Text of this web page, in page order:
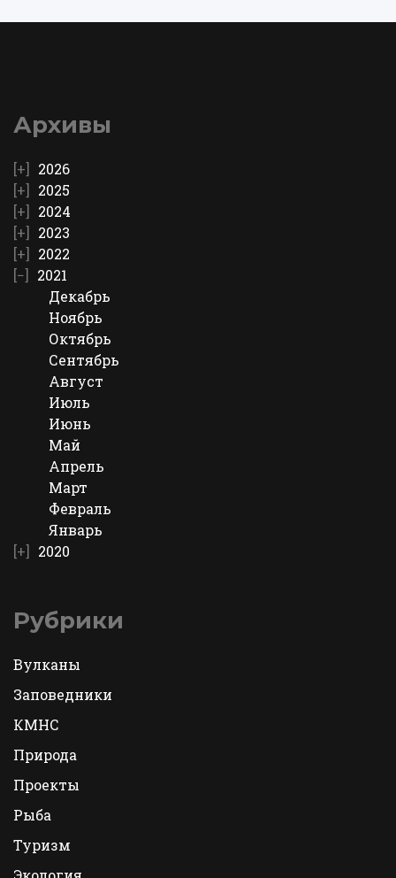
Архивы
2026
2025
2024
2023
2022
2021
Декабрь
Ноябрь
Октябрь
Сентябрь
Август
Июль
Июнь
Май
Апрель
Март
Февраль
Январь
2020
Рубрики
Вулканы
Заповедники
КМНС
Природа
Проекты
Рыба
Туризм